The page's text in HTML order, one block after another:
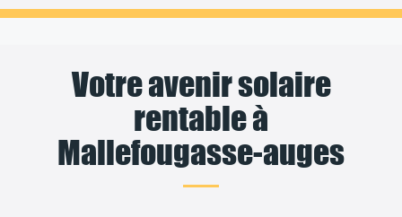
Votre avenir solaire
rentable à
Mallefougasse-auges